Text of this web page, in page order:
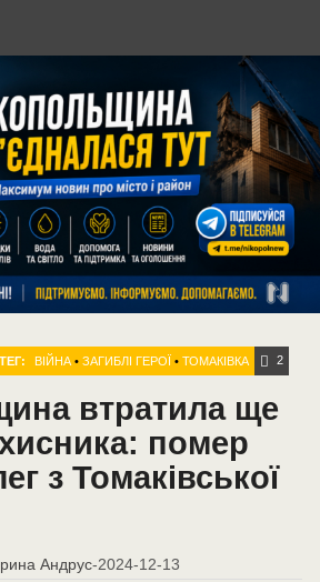
ТЕГ: ВІЙНА •ЗАГИБЛІ ГЕРОЇ •ТОМАКІВКА 2
втратила ще
помер
з Томаківської
Андрус-2024-12-13